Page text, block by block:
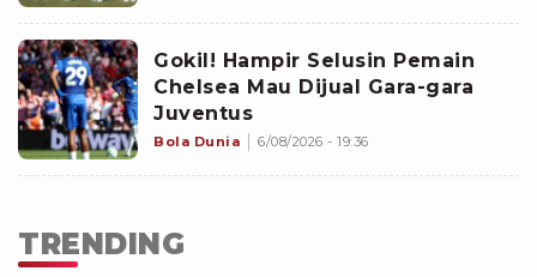
Gokil! Hampir Selusin Pemain
Chelsea Mau Dijual Gara-gara
Juventus
Bola Dunia 6/08/2026 - 19:36
TRENDING